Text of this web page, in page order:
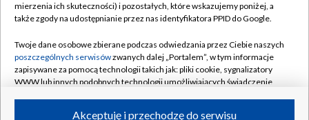
Naziemna Telewizja Cyfrowa
Rada Programowa
System NOS
Informacje o nadawcy
Pomoc
Kontakt
Kanały
mierzenia ich skuteczności) i pozostałych, które wskazujemy poniżej, a
także zgody na udostępnianie przez nas identyfikatora PPID do Google.
Twoje dane osobowe zbierane podczas odwiedzania przez Ciebie naszych
poszczególnych serwisówzwanych dalej „Portalem”, w tym informacje
zapisywane za pomocą technologii takich jak: pliki cookie, sygnalizatory
WWW lub innych podobnych technologii umożliwiających świadczenie
Akceptuję i przechodzę do serwisu